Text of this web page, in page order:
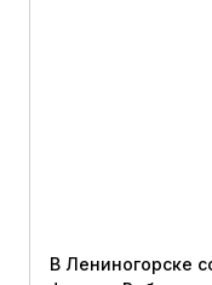
В Лениногорске